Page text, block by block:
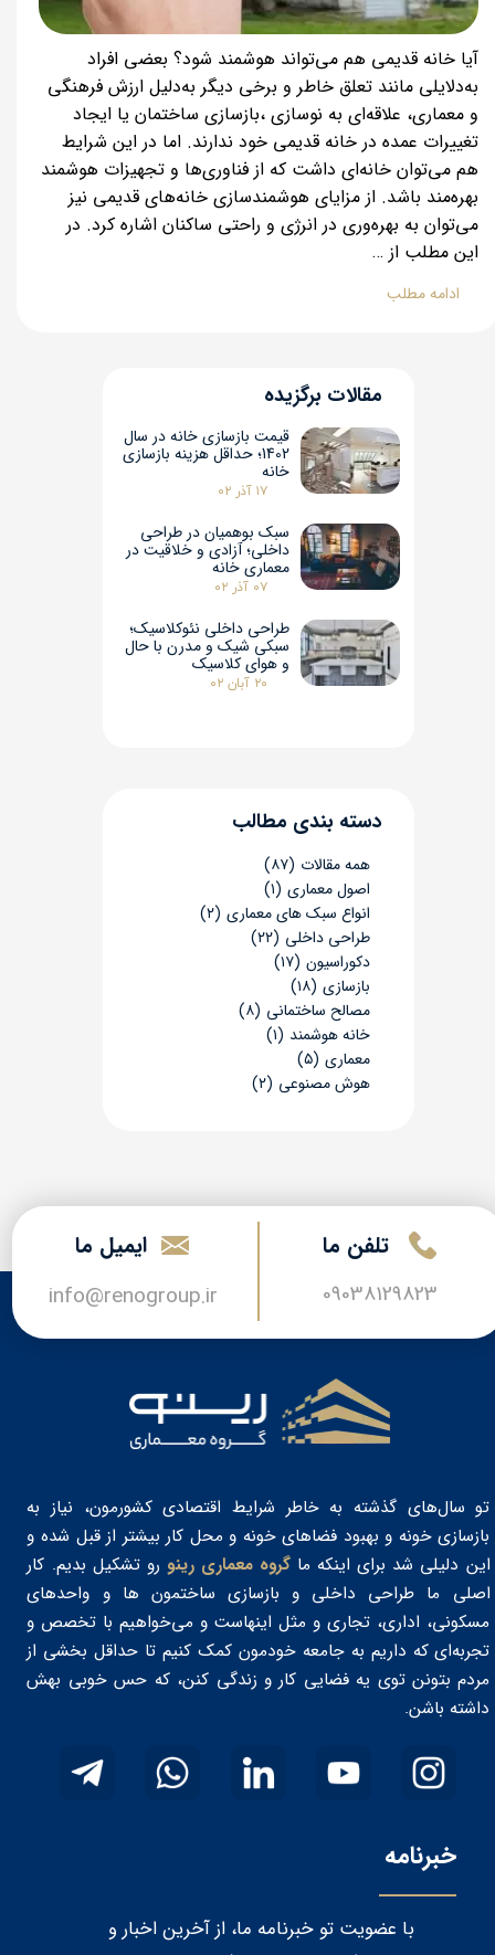
آیا خانه قدیمی هم می‌تواند هوشمند شود؟ بعضی افراد
به‌دلایلی مانند تعلق خاطر و برخی دیگر به‌دلیل ارزش فرهنگی
و معماری، علاقه‌ای به نوسازی ،بازسازی ساختمان یا ایجاد
تغییرات عمده در خانه قدیمی خود ندارند. اما در این شرایط
هم می‌توان خانه‌ای داشت که از فناوری‌ها و تجهیزات هوشمند
بهره‌مند باشد. از مزایای هوشمندسازی خانه‌های قدیمی نیز
می‌توان به بهره‌وری در انرژی و راحتی ساکنان اشاره کرد. در
این مطلب از …
ادامه مطلب
​​دسته بندی مطالب
همه مقالات (۸۷)
اصول معماری (۱)
انواع سبک های معماری (۲)
طراحی داخلی (۲۲)
دکوراسیون (۱۷)
بازسازی (۱۸)
مصالح ساختمانی (۸)
خانه هوشمند (۱)
معماری (۵)
هوش مصنوعی (۲)
قیمت بازسازی خانه در سال
1402؛ حداقل هزینه بازسازی
خانه
۱۷ آذر ۰۲
سبک بوهمیان در طراحی
داخلی؛ آزادی و خلاقیت در
معماری خانه
۰۷ آذر ۰۲
طراحی داخلی نئوکلاسیک؛
سبکی شیک و مدرن با حال
و هوای کلاسیک
۲۰ آبان ۰۲
مقالات برگزیده
تو سال‌های گذشته به خاطر شرایط اقتصادی کشورمون، نیاز به
بازسازی خونه و بهبود فضاهای خونه و محل کار بیشتر از قبل شده و
این دلیلی شد برای اینکه ما گروه معماری رینو رو تشکیل بدیم. کار
اصلی ما طراحی داخلی و بازسازی ساختمون‌ ها و واحدهای
مسکونی، اداری، تجاری و مثل اینهاست و می‌خواهیم با تخصص و
تجربه‌ای که داریم به جامعه خودمون کمک کنیم تا حداقل بخشی از
مردم بتونن توی یه فضایی کار و زندگی کنن، که حس خوبی بهش
داشته باشن. ​​​​​​​
خبرنامه
با عضویت تو خبرنامه ما، از آخرین اخبار و
​​ایمیل ما
​​​​info@renogroup.ir
تلفن ما
09038129823